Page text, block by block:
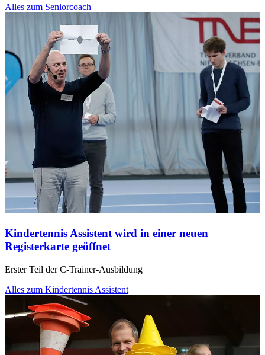
Alles zum Seniorcoach
Kindertennis Assistent wird in einer neuen
Registerkarte geöffnet
Erster Teil der C-Trainer-Ausbildung
Alles zum Kindertennis Assistent